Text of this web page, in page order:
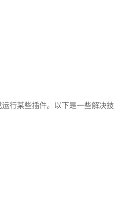
行某些插件。以下是一些解决技